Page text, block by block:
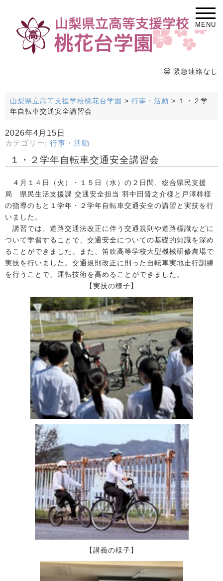
MENU
緊急連絡なし
山梨県立高等支援学校桃花台学園 > 行事・活動 > １・２学
年自転車交通安全講習会
2026年4月15日
カテゴリー: 行事・活動
１・２学年自転車交通安全講習会
４月１４日（火）・１５日（水）の２日間、総合県民支援
局 県民生活支援課 交通安全担当 羽中田晋之介様と戸澤梓様
の指導のもと１学年・２学年自転車交通安全の講習と実技を行
いました。
講習では、道路交通法改正に伴う交通規則や道路標識などに
ついて学習することで、交通安全についての基礎的知識を深め
ることができました。また、笛吹高等学校大型機械研修農場で
実技を行いました。交通規則改正に則った自転車実地走行訓練
を行うことで、運転技術を高めることができました。
【実技の様子】
【講義の様子】